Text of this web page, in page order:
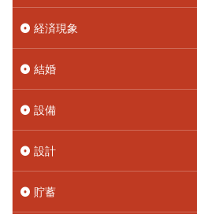
経済現象
結婚
設備
設計
貯蓄